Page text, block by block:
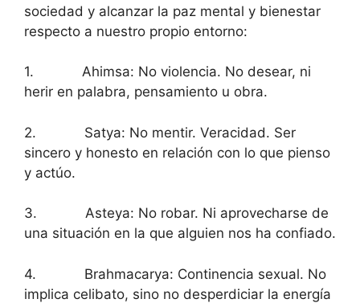
sociedad y alcanzar la paz mental y bienestar
respecto a nuestro propio entorno:
1. Ahimsa: No violencia. No desear, ni
herir en palabra, pensamiento u obra.
2. Satya: No mentir. Veracidad. Ser
sincero y honesto en relación con lo que pienso
y actúo.
3. Asteya: No robar. Ni aprovecharse de
una situación en la que alguien nos ha confiado.
4. Brahmacarya: Continencia sexual. No
implica celibato, sino no desperdiciar la energía